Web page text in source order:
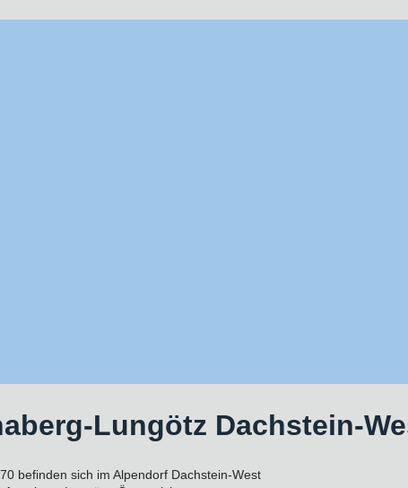
Lungötz Dachstein-
befinden sich im Alpendorf Dachstein-West